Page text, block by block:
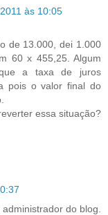
às 10:05
de 13.000, dei 1.000
60 x 455,25. Algum
a taxa de juros
pois o valor final do
essa situação?
do blog.